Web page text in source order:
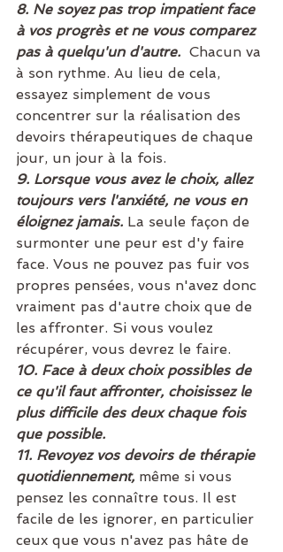
8. Ne soyez pas trop impatient face
à vos progrès et ne vous comparez
pas à quelqu'un d'autre. Chacun va
à son rythme. Au lieu de cela,
essayez simplement de vous
concentrer sur la réalisation des
devoirs thérapeutiques de chaque
jour, un jour à la fois.
9. Lorsque vous avez le choix, allez
toujours vers l'anxiété, ne vous en
éloignez jamais. La seule façon de
surmonter une peur est d'y faire
face. Vous ne pouvez pas fuir vos
propres pensées, vous n'avez donc
vraiment pas d'autre choix que de
les affronter. Si vous voulez
récupérer, vous devrez le faire.
10. Face à deux choix possibles de
ce qu'il faut affronter, choisissez le
plus difficile des deux chaque fois
que possible.
11. Revoyez vos devoirs de thérapie
quotidiennement, même si vous
pensez les connaître tous. Il est
facile de les ignorer, en particulier
ceux que vous n'avez pas hâte de